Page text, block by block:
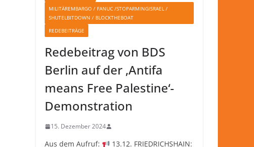
MILITÄREMBARGO / FANUC /STOPARMINGISRAEL /
SHUTELBITDOWN / BLOCKTHEBOAT
REDEBEITRÄGE
Redebeitrag von BDS
Berlin auf der ‚Antifa
means Free Palestine‘-
Demonstration
15. Dezember 2024
Aus dem Aufruf: 13.12. FRIEDRICHSHAIN: